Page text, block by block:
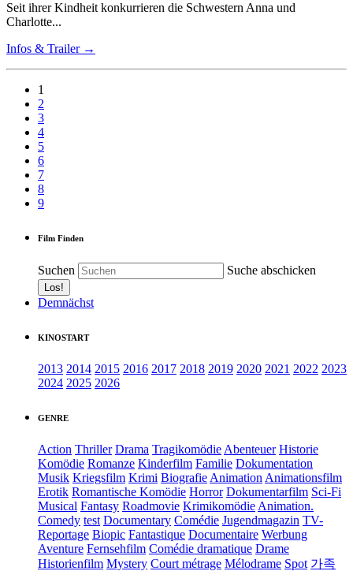
Seit ihrer Kindheit konkurrieren die Schwestern Anna und
Charlotte...
Infos & Trailer →
1
2
3
4
5
6
7
8
9
Film Finden
Suchen Suche abschicken
Demnächst
KINOSTART
2013 2014 2015 2016 2017 2018 2019 2020 2021 2022 2023
2024 2025 2026
GENRE
Action Thriller Drama Tragikomödie Abenteuer Historie
Komödie Romanze Kinderfilm Familie Dokumentation
Musik Kriegsfilm Krimi Biografie Animation Animationsfilm
Erotik Romantische Komödie Horror Dokumentarfilm Sci-Fi
Musical Fantasy Roadmovie Krimikomödie Animation.
Comedy test Documentary Comédie Jugendmagazin TV-
Reportage Biopic Fantastique Documentaire Werbung
Aventure Fernsehfilm Comédie dramatique Drame
Historienfilm Mystery Court métrage Mélodrame Spot 가족